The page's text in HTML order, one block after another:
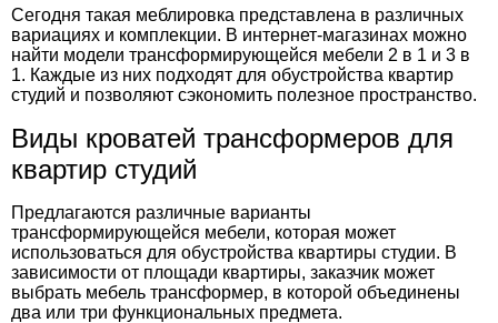
Сегодня такая меблировка представлена в различных
вариациях и комплекции. В интернет-магазинах можно
найти модели трансформирующейся мебели 2 в 1 и 3 в
1. Каждые из них подходят для обустройства квартир
студий и позволяют сэкономить полезное пространство.
Виды кроватей трансформеров для
квартир студий
Предлагаются различные варианты
трансформирующейся мебели, которая может
использоваться для обустройства квартиры студии. В
зависимости от площади квартиры, заказчик может
выбрать мебель трансформер, в которой объединены
два или три функциональных предмета.